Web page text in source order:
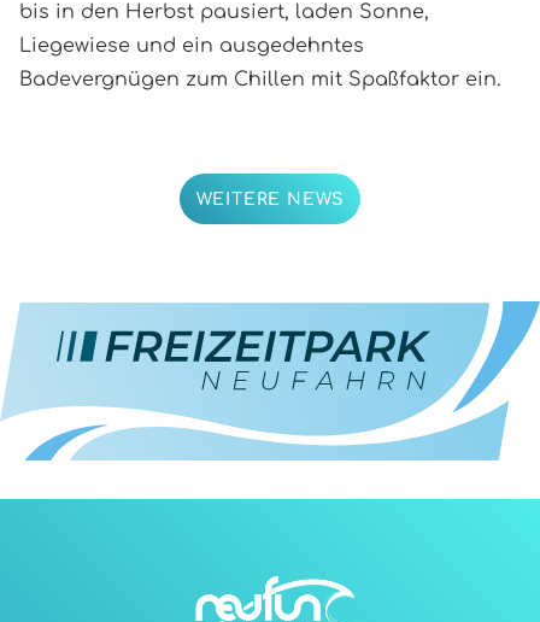
bis in den Herbst pausiert, laden Sonne,
Liegewiese und ein ausgedehntes
Badevergnügen zum Chillen mit Spaßfaktor ein.
WEITERE NEWS